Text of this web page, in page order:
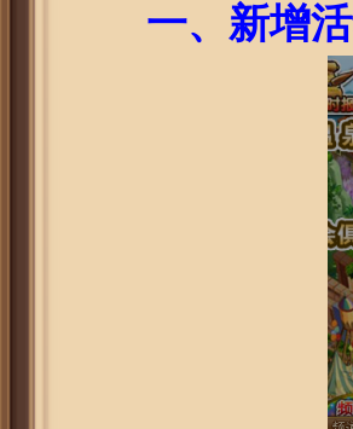
一、 新增